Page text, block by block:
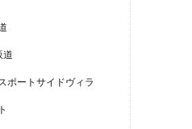
道
ポートサイドヴィラ